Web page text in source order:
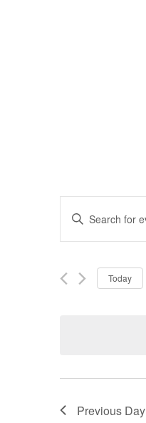
Events
Search
and
Views
Enter
Keyword.
Search
Events
Today
Previous Day